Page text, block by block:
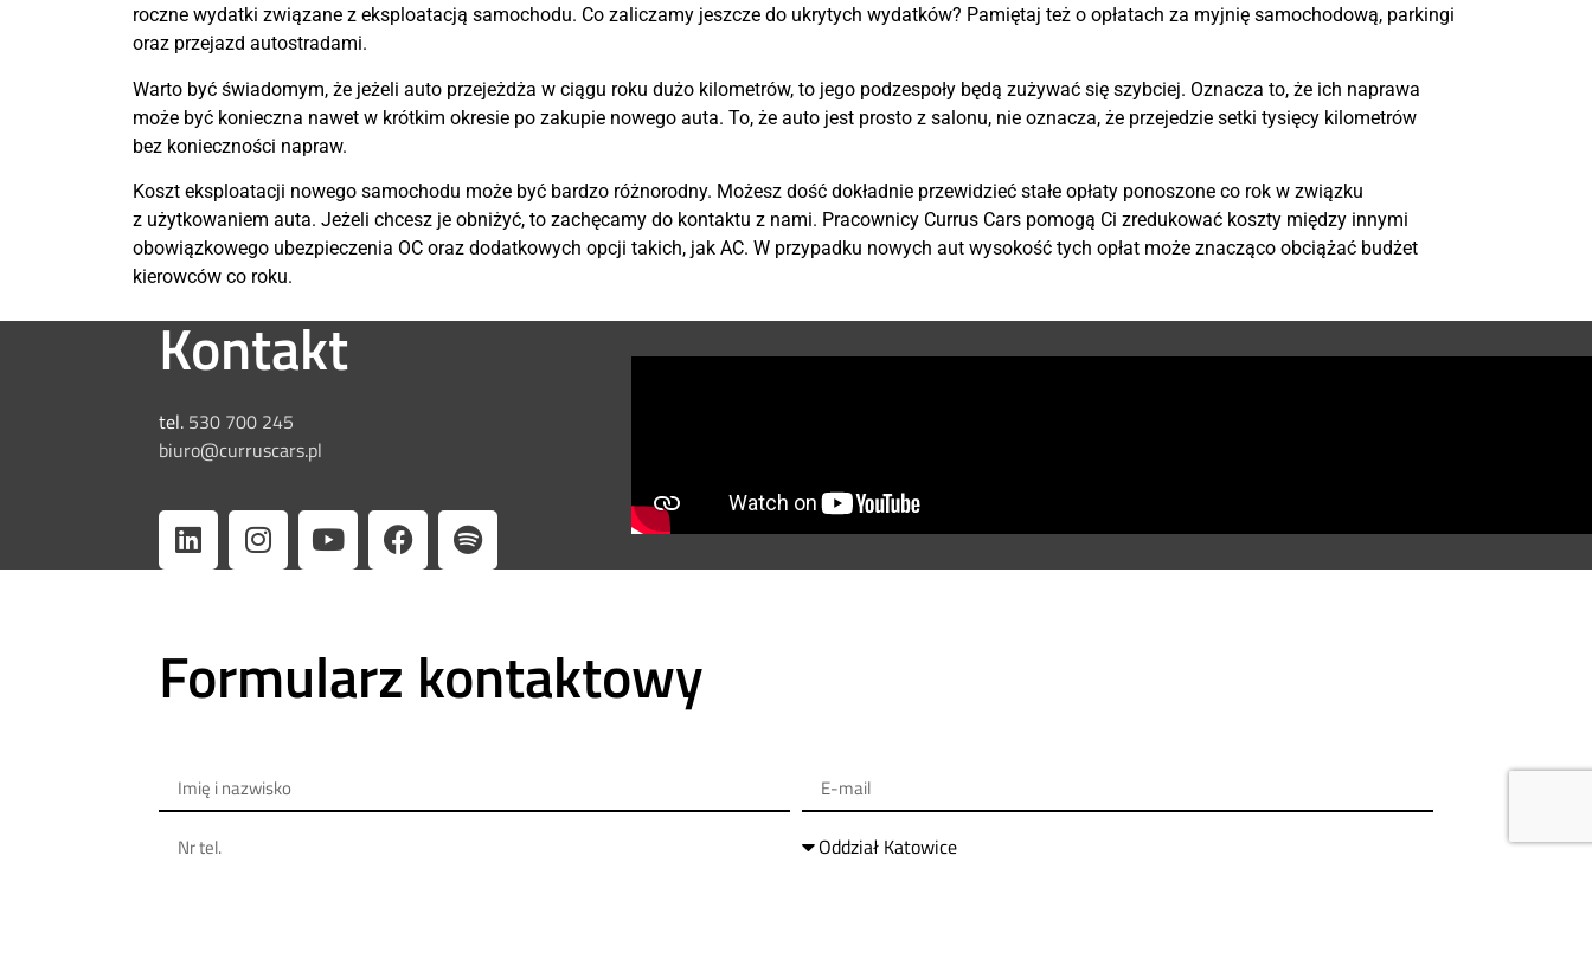
roczne wydatki związane z eksploatacją samochodu. Co zaliczamy jeszcze do ukrytych wydatków? Pamiętaj też o opłatach za myjnię samochodową, parkingi
oraz przejazd autostradami.
Warto być świadomym, że jeżeli auto przejeżdża w ciągu roku dużo kilometrów, to jego podzespoły będą zużywać się szybciej. Oznacza to, że ich naprawa
może być konieczna nawet w krótkim okresie po zakupie nowego auta. To, że auto jest prosto z salonu, nie oznacza, że przejedzie setki tysięcy kilometrów
bez konieczności napraw.
Koszt eksploatacji nowego samochodu może być bardzo różnorodny. Możesz dość dokładnie przewidzieć stałe opłaty ponoszone co rok w związku
z użytkowaniem auta. Jeżeli chcesz je obniżyć, to zachęcamy do kontaktu z nami. Pracownicy Currus Cars pomogą Ci zredukować koszty między innymi
obowiązkowego ubezpieczenia OC oraz dodatkowych opcji takich, jak AC. W przypadku nowych aut wysokość tych opłat może znacząco obciążać budżet
kierowców co roku.
Kontakt
tel. 530 700 245
biuro@curruscars.pl
Formularz kontaktowy